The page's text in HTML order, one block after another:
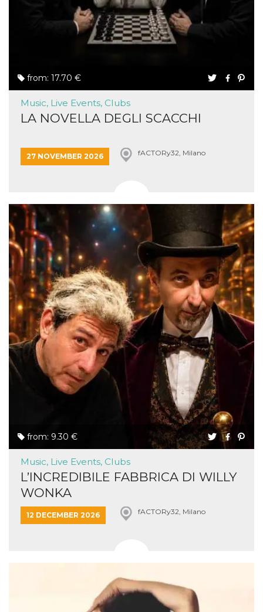
from: 17.70 €
Music, Live Events, Clubs
LA NOVELLA DEGLI SCACCHI
27 NOVEMBER 2026 fACTORy32, Milano
from: 9.30 €
Music, Live Events, Clubs
L’INCREDIBILE FABBRICA DI WILLY
WONKA
12 DECEMBER 2026 fACTORy32, Milano